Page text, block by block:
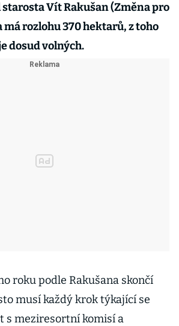
Vít Rakušan (Změna pro
má rozlohu 370 hektarů, z toho
dosud volných.
roku podle Rakušana skončí
musí každý krok týkající se
s meziresortní komisí a